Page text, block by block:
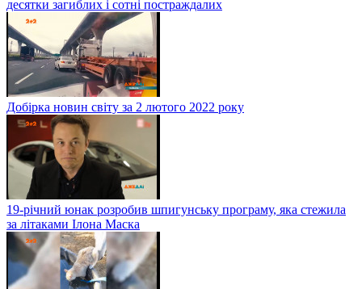
десятки загиблих і сотні постраждалих
Добірка новин світу за 2 лютого 2022 року
19-річний юнак розробив шпигунську програму, яка стежила
за літаками Ілона Маска